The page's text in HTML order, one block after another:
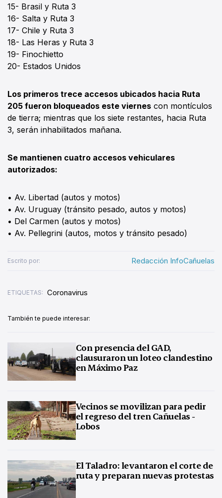
15- Brasil y Ruta 3
16- Salta y Ruta 3
17- Chile y Ruta 3
18- Las Heras y Ruta 3
19- Finochietto
20- Estados Unidos
Los primeros trece accesos ubicados hacia Ruta
205 fueron bloqueados este viernes con montículos
de tierra; mientras que los siete restantes, hacia Ruta
3, serán inhabilitados mañana.
Se mantienen cuatro accesos vehiculares
autorizados:
• Av. Libertad (autos y motos)
• Av. Uruguay (tránsito pesado, autos y motos)
• Del Carmen (autos y motos)
• Av. Pellegrini (autos, motos y tránsito pesado)
Escrito por: Redacción InfoCañuelas
ETIQUETAS: Coronavirus
También te puede interesar:
Con presencia del GAD,
clausuraron un loteo clandestino
en Máximo Paz
Vecinos se movilizan para pedir
el regreso del tren Cañuelas -
Lobos
El Taladro: levantaron el corte de
ruta y preparan nuevas protestas